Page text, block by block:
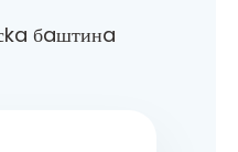
бaштинa